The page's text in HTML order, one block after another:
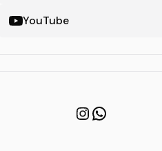
YouTube
Instagram
WhatsApp